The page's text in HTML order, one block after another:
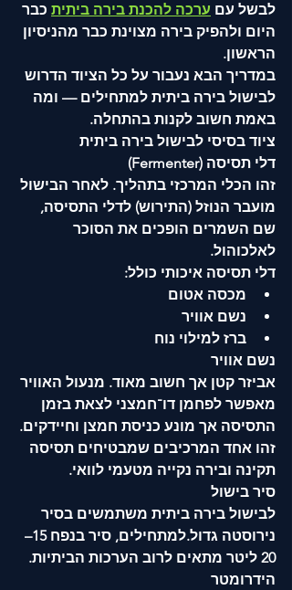
לבשל עם ערכה להכנת בירה ביתית כבר
היום ולהפיק בירה מצוינת כבר מהניסיון
הראשון.
במדריך הבא נעבור על כל הציוד הדרוש
לבישול בירה ביתית למתחילים — ומה
באמת חשוב לקנות בהתחלה.
ציוד בסיסי לבישול בירה ביתית
דלי תסיסה (Fermenter)
זהו הכלי המרכזי בתהליך. לאחר הבישול
מועבר הנוזל (התירוש) לדלי התסיסה,
שם השמרים הופכים את הסוכר
לאלכוהול.
דלי תסיסה איכותי כולל:
מכסה אטום
נשם אוויר
ברז למילוי נוח
נשם אוויר
אביזר קטן אך חשוב מאוד. מנעול האוויר
מאפשר לפחמן דו־חמצני לצאת בזמן
התסיסה אך מונע כניסת חמצן וחיידקים.
זהו אחד המרכיבים שמבטיחים תסיסה
תקינה ובירה נקייה מטעמי לוואי.
סיר בישול
לבישול בירה ביתית משתמשים בסיר
נירוסטה גדול.למתחילים, סיר בנפח 15–
20 ליטר מתאים לרוב הערכות הביתיות.
הידרומטר